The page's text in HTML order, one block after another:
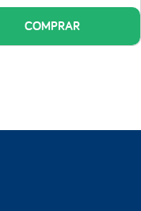
+ 13cm dos pés).
COMPRAR